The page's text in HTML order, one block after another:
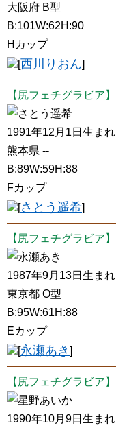
大阪府 B型
B:101W:62H:90
Hカップ
[西川りおん]
【尻フェチグラビア】
さとう遥希
1991年12月1日生まれ
熊本県 --
B:89W:59H:88
Fカップ
[さとう遥希]
【尻フェチグラビア】
永瀬あき
1987年9月13日生まれ
東京都 O型
B:95W:61H:88
Eカップ
[永瀬あき ]
【尻フェチグラビア】
星野あいか
1990年10月9日生まれ